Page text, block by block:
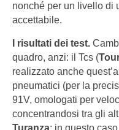
nonché per un livello di
accettabile.
I risultati dei test.
quadro, anzi: il Tcs (
realizzato anche
pneumatici (per la
91V, omologati per
concentrandosi tra gli
Turanza: in questo